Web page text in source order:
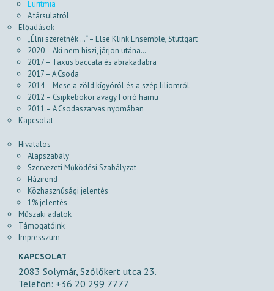
Euritmia
A társulatról
Előadások
„Élni szeretnék …“ – Else Klink Ensemble, Stuttgart
2020 – Aki nem hiszi, járjon utána…
2017 – Taxus baccata és abrakadabra
2017 – A Csoda
2014 – Mese a zöld kígyóról és a szép liliomról
2012 – Csipkebokor avagy Forró hamu
2011 – A Csodaszarvas nyomában
Kapcsolat
Hivatalos
Alapszabály
Szervezeti Működési Szabályzat
Házirend
Közhasznúsági jelentés
1% jelentés
Műszaki adatok
Támogatóink
Impresszum
KAPCSOLAT
2083 Solymár, Szőlőkert utca 23.
Telefon: +36 20 299 7777